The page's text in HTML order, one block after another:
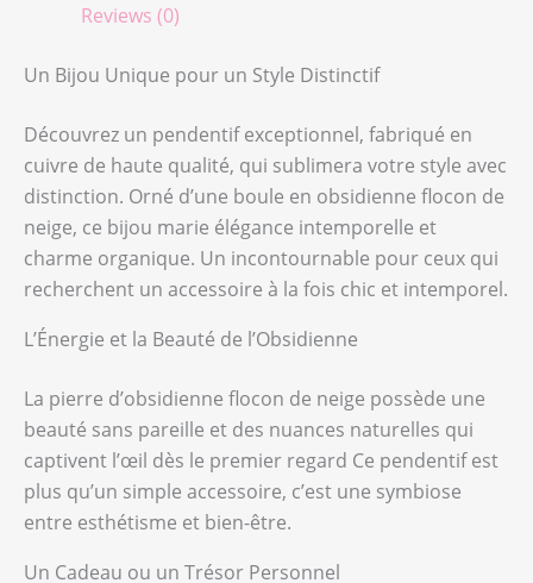
Reviews (0)
Un Bijou Unique pour un Style Distinctif
Découvrez un pendentif exceptionnel, fabriqué en
cuivre de haute qualité, qui sublimera votre style avec
distinction. Orné d’une boule en obsidienne flocon de
neige, ce bijou marie élégance intemporelle et
charme organique. Un incontournable pour ceux qui
recherchent un accessoire à la fois chic et intemporel.
L’Énergie et la Beauté de l’Obsidienne
La pierre d’obsidienne flocon de neige possède une
beauté sans pareille et des nuances naturelles qui
captivent l’œil dès le premier regard Ce pendentif est
plus qu’un simple accessoire, c’est une symbiose
entre esthétisme et bien-être.
Un Cadeau ou un Trésor Personnel